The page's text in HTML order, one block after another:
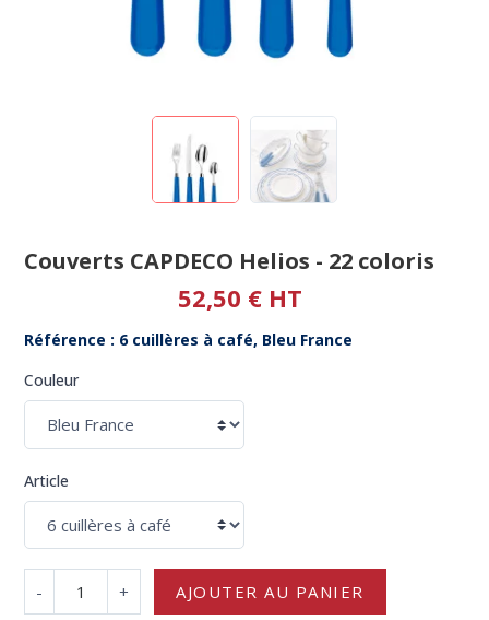
Couverts CAPDECO Helios - 22 coloris
52,50 € HT
Référence : 6 cuillères à café, Bleu France
Couleur
Article
- + AJOUTER AU PANIER